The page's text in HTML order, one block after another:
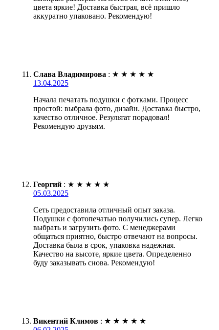
цвета яркие! Доставка быстрая, всё пришло
аккуратно упаковано. Рекомендую!
Слава Владимирова : ★ ★ ★ ★ ★
13.04.2025
Начала печатать подушки с фотками. Процесс
простой: выбрала фото, дизайн. Доставка быстро,
качество отличное. Результат порадовал!
Рекомендую друзьям.
Георгий : ★ ★ ★ ★ ★
05.03.2025
Сеть предоставила отличный опыт заказа.
Подушки с фотопечатью получились супер. Легко
выбрать и загрузить фото. С менеджерами
общаться приятно, быстро отвечают на вопросы.
Доставка была в срок, упаковка надежная.
Качество на высоте, яркие цвета. Определенно
буду заказывать снова. Рекомендую!
Викентий Климов : ★ ★ ★ ★ ★